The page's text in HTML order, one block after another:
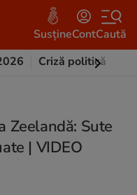
SusțineContCaută
Criză politică
Zeelandă: Sute
| VIDEO